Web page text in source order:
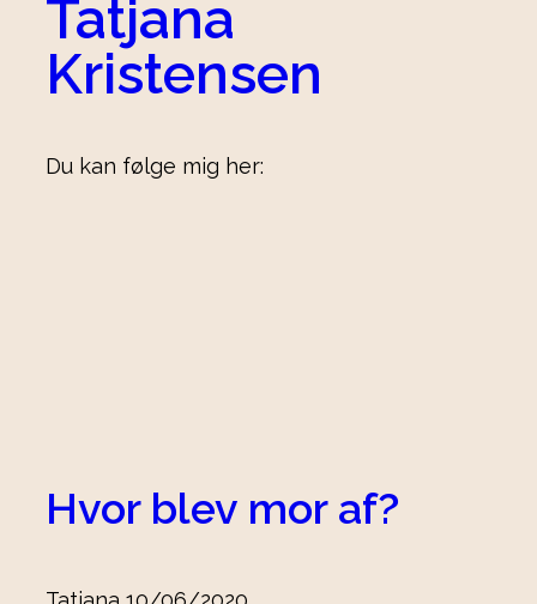
Tatjana
Kristensen
Du kan følge mig her:
Hvor blev mor af?